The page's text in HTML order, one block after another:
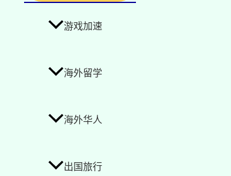
游戏加速
海外留学
海外华人
出国旅行